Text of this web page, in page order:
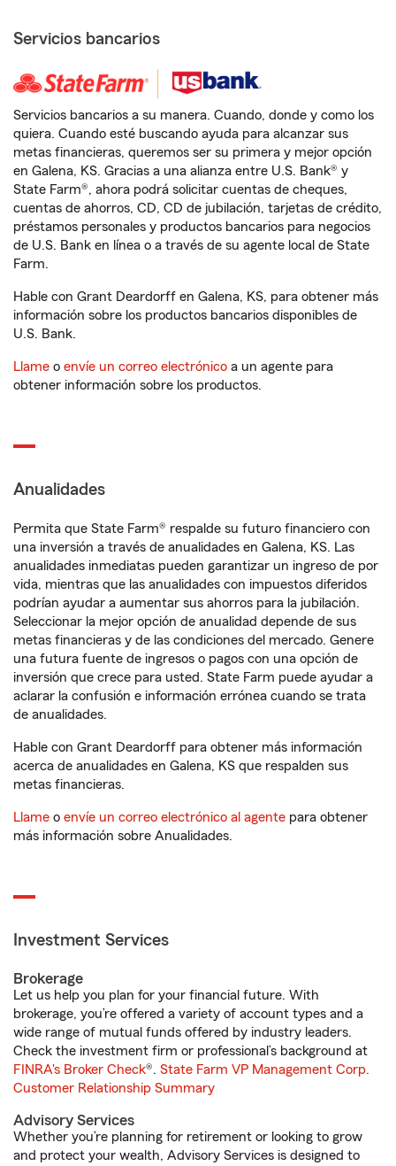
Servicios bancarios
Servicios bancarios a su manera. Cuando, donde y como los
quiera. Cuando esté buscando ayuda para alcanzar sus
metas financieras, queremos ser su primera y mejor opción
en Galena, KS. Gracias a una alianza entre U.S. Bank® y
State Farm®, ahora podrá solicitar cuentas de cheques,
cuentas de ahorros, CD, CD de jubilación, tarjetas de crédito,
préstamos personales y productos bancarios para negocios
de U.S. Bank en línea o a través de su agente local de State
Farm.
Hable con Grant Deardorff en Galena, KS, para obtener más
información sobre los productos bancarios disponibles de
U.S. Bank.
Llame o envíe un correo electrónico a un agente para
obtener información sobre los productos.
Anualidades
Permita que State Farm® respalde su futuro financiero con
una inversión a través de anualidades en Galena, KS. Las
anualidades inmediatas pueden garantizar un ingreso de por
vida, mientras que las anualidades con impuestos diferidos
podrían ayudar a aumentar sus ahorros para la jubilación.
Seleccionar la mejor opción de anualidad depende de sus
metas financieras y de las condiciones del mercado. Genere
una futura fuente de ingresos o pagos con una opción de
inversión que crece para usted. State Farm puede ayudar a
aclarar la confusión e información errónea cuando se trata
de anualidades.
Hable con Grant Deardorff para obtener más información
acerca de anualidades en Galena, KS que respalden sus
metas financieras.
Llame o envíe un correo electrónico al agente para obtener
más información sobre Anualidades.
Investment Services
Brokerage
Let us help you plan for your financial future. With
brokerage, you’re offered a variety of account types and a
wide range of mutual funds offered by industry leaders.
Check the investment firm or professional’s background at
FINRA's Broker Check®. State Farm VP Management Corp.
Customer Relationship Summary
Advisory Services
Whether you’re planning for retirement or looking to grow
and protect your wealth, Advisory Services is designed to